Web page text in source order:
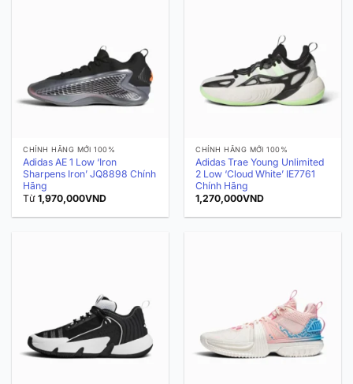
CHÍNH HÃNG MỚI 100%
Adidas AE 1 Low ‘Iron
Sharpens Iron’ JQ8898 Chính
Hãng
Từ1,970,000VND
CHÍNH HÃNG MỚI 100%
Adidas Trae Young Unlimited
2 Low ‘Cloud White’ IE7761
Chính Hãng
1,270,000VND